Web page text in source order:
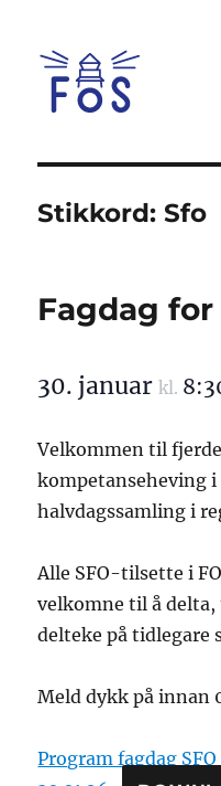
Stikkord:Sfo
Fagdag
30. januarkl.
Velkommen til
kompetanseheving i
halvdagssamling i
Alle SFO-tilsette i
velkomne til å
delteke på tidlegare
Meld dykk på innan
Program fagdag SFO